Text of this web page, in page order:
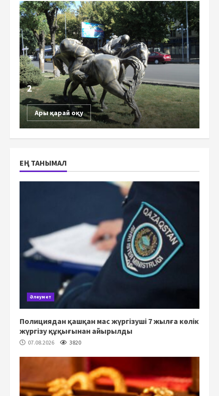
2
Ары қарай оқу
ЕҢ ТАНЫМАЛ
Әлеумет
Полициядан қашқан мас жүргізуші 7 жылға көлік
жүргізу құқығынан айырылды
07.08.2026 3820